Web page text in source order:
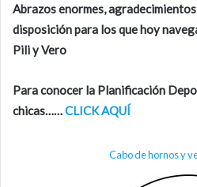
Abrazos enormes,
disposición para los que hoy
Pili y Vero
Para conocer la Planificación
chicas……CLICK AQUÍ
Cabo de hornos y